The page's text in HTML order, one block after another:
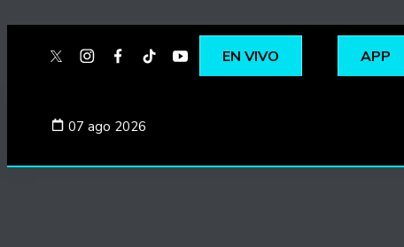
twitterinstagram
facebook
tiktokyoutubespotify
EN VIVO APP
07 ago 2026